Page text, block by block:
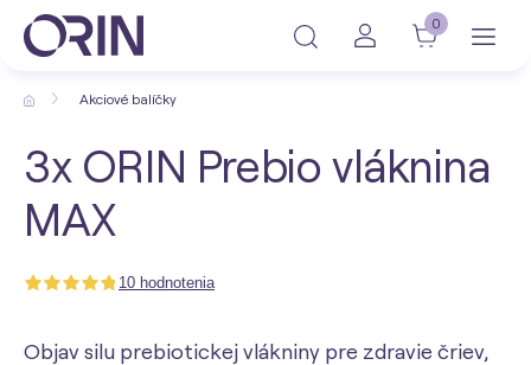
0
Akciové balíčky
3x ORIN Prebio vláknina
MAX
10 hodnotenia
Objav silu prebiotickej vlákniny pre zdravie čriev,